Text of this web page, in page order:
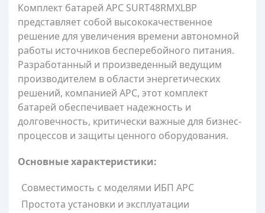
Комплект батарей APC SURT48RMXLBP
представляет собой высококачественное
решение для увеличения времени автономной
работы источников бесперебойного питания.
Разработанный и произведенный ведущим
производителем в области энергетических
решений, компанией APC, этот комплект
батарей обеспечивает надежность и
долговечность, критически важные для бизнес-
процессов и защиты ценного оборудования.
Основные характеристики:
Совместимость с моделями ИБП APC
Простота установки и эксплуатации